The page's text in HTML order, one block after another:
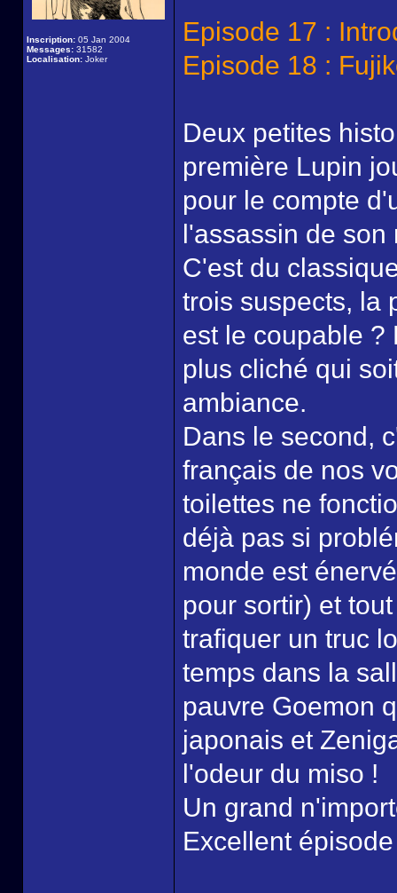
Inscription: 05 Jan 2004
Messages: 31582
Localisation: Joker
Episode 17 :
Episode 18 :
Deux petites
première Lupin
pour le compte
l'assassin de son
C'est du
trois suspects, la
est le coupable ?
plus cliché qui
ambiance.
Dans le second,
français de nos
toilettes ne
déjà pas si
monde est
pour sortir) et
trafiquer un truc
temps dans la
pauvre Goemon
japonais et
l'odeur du miso !
Un grand
Excellent